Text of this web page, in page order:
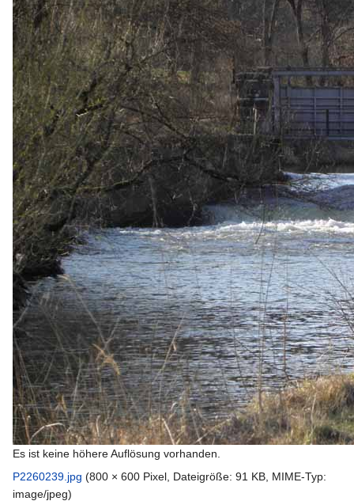
Es ist keine höhere Auflösung vorhanden.
P2260239.jpg (800 × 600 Pixel, Dateigröße: 91 KB, MIME-Typ:
image/jpeg)